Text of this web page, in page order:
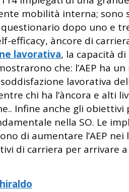
mobilità interna;
dopo uno e
efficacy, àncore di
lavorativa, la capacità
che: l’AEP ha
lavorativa
chi ha l’àncora e alti
Infine anche gli
nella SO. Le
di aumentare l’AEP
di carriera per arrivare